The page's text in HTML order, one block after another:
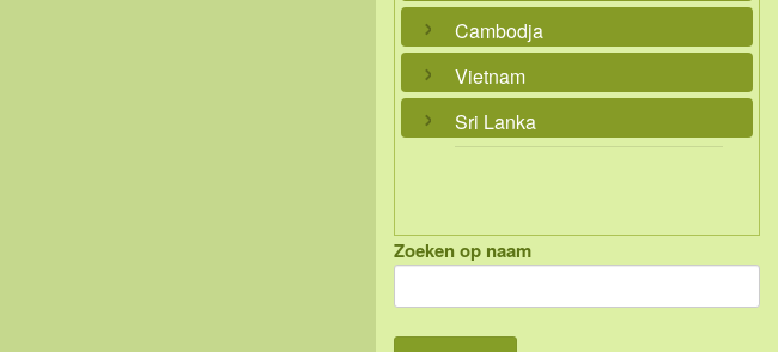
Cambodja
Vietnam
Sri Lanka
Zoeken op naam